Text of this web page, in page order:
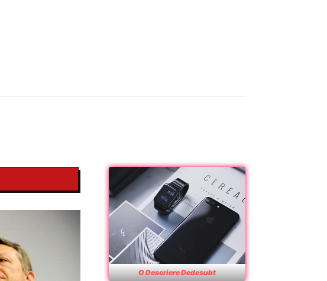
O Descriere Dedesubt